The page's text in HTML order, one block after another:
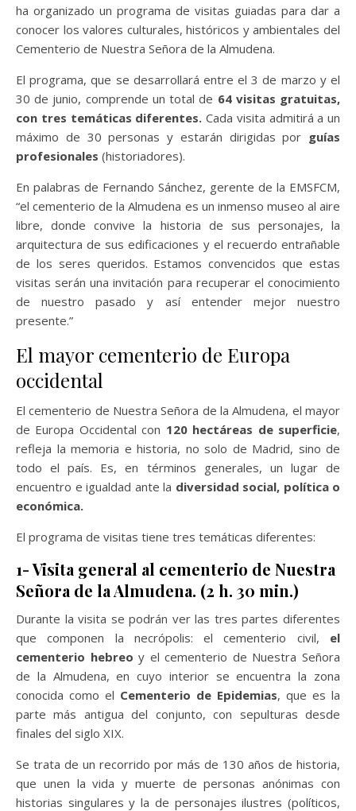
ha organizado un programa de visitas guiadas para dar a
conocer los valores culturales, históricos y ambientales del
Cementerio de Nuestra Señora de la Almudena.
El programa, que se desarrollará entre el 3 de marzo y el
30 de junio, comprende un total de 64 visitas gratuitas,
con tres temáticas diferentes. Cada visita admitirá a un
máximo de 30 personas y estarán dirigidas por guías
profesionales (historiadores).
En palabras de Fernando Sánchez, gerente de la EMSFCM,
“el cementerio de la Almudena es un inmenso museo al aire
libre, donde convive la historia de sus personajes, la
arquitectura de sus edificaciones y el recuerdo entrañable
de los seres queridos. Estamos convencidos que estas
visitas serán una invitación para recuperar el conocimiento
de nuestro pasado y así entender mejor nuestro
presente.”
El mayor cementerio de Europa
occidental
El cementerio de Nuestra Señora de la Almudena, el mayor
de Europa Occidental con 120 hectáreas de superficie,
refleja la memoria e historia, no solo de Madrid, sino de
todo el país. Es, en términos generales, un lugar de
encuentro e igualdad ante la diversidad social, política o
económica.
El programa de visitas tiene tres temáticas diferentes:
1- Visita general al cementerio de Nuestra
Señora de la Almudena. (2 h. 30 min.)
Durante la visita se podrán ver las tres partes diferentes
que componen la necrópolis: el cementerio civil, el
cementerio hebreo y el cementerio de Nuestra Señora
de la Almudena, en cuyo interior se encuentra la zona
conocida como el Cementerio de Epidemias, que es la
parte más antigua del conjunto, con sepulturas desde
finales del siglo XIX.
Se trata de un recorrido por más de 130 años de historia,
que unen la vida y muerte de personas anónimas con
historias singulares y la de personajes ilustres (políticos,